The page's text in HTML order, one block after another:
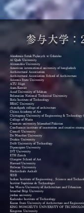
参与大学：
Akademia Sztuk Pięknych w Gdańsku
Al Quds University
Alexandria University
American international university of bangladesh
Architectural Association
Architectural Association School of Architecture
Arizona State University
ATU Sligo
Aum-Kuwait
Azad University of Isfahan
Belarusian National Technical University
Birla Institute of Technology
BRAC University
chandigarh college of architecture
China Academy of Art
Chittagong University of Engineering & Technology
College of Marin
Comsats university Islamabad Pakistan
Confluence institute of innovation and creative
Cornell University
De Montfort University
Deakin University
Delft University of Technology
Diponegoro University
DIT University
ETH Zürich
Glasgow School of Art
Harvard University
Helwan University
Hochschule Anhalt
IESB
Indian Institute of Engineering , Science and
Institut Supérieur de Technologie
Ion Mincu University of Architecture and Urbanism
Istanbul Bilgi University
jordan universty
Karlsruhe Institute of Technology
Kazan State University of Architecture and
KING MONGKUT'S UNIVERSITY OF
Kingston University